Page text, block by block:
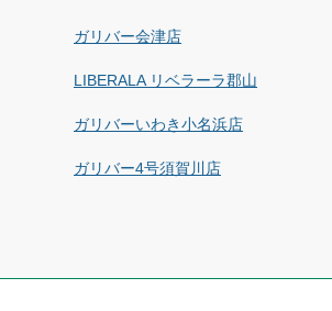
ガリバー会津店
LIBERALA リベラーラ郡山
ガリバーいわき小名浜店
ガリバー4号須賀川店